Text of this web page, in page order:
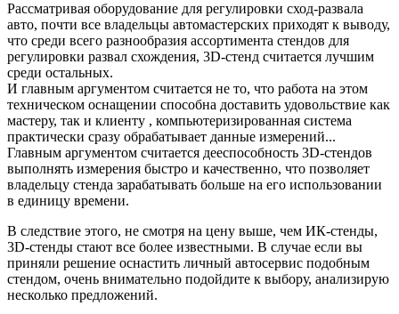
Рассматривая оборудование для регулировки сход-развала
авто, почти все владельцы автомастерских приходят к выводу,
что среди всего разнообразия ассортимента стендов для
регулировки развал схождения, 3D-стенд считается лучшим
среди остальных.
И главным аргументом считается не то, что работа на этом
техническом оснащении способна доставить удовольствие как
мастеру, так и клиенту , компьютеризированная система
практически сразу обрабатывает данные измерений...
Главным аргументом считается дееспособность 3D-стендов
выполнять измерения быстро и качественно, что позволяет
владельцу стенда зарабатывать больше на его использовании
в единицу времени.
В следствие этого, не смотря на цену выше, чем ИК-стенды,
3D-стенды стают все более известными. В случае если вы
приняли решение оснастить личный автосервис подобным
стендом, очень внимательно подойдите к выбору, анализирую
несколько предложений.